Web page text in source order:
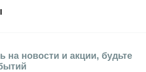
на новости и акции, будьте